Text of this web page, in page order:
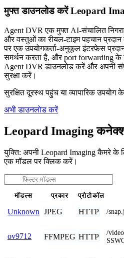
मुफ्त डाउनलोड करें Leopard
Agent DVR एक मुफ्त AI-संचालित
और वस्तुओं का रीयल-टाइम पहचान प्रदान
पर एक उपयोगकर्ता-अनुकूल इंटरफेस
समर्थन करता है, और port forwarding के
Agent DVR डाउनलोड करें और अपनी
सुरक्षा करें।
सुरक्षित दूरस्थ पहुंच या व्यापारिक उपयोग
अभी डाउनलोड करें
Leopard Imaging
युक्ति: अपनी Leopard Imaging कैमरे के
एक मॉडल पर क्लिक करें।
मॉडल्स प्रकार प्रोटोकॉल
Unknown JPEG HTTP /
ov9712 FFMPEG HTTP
/